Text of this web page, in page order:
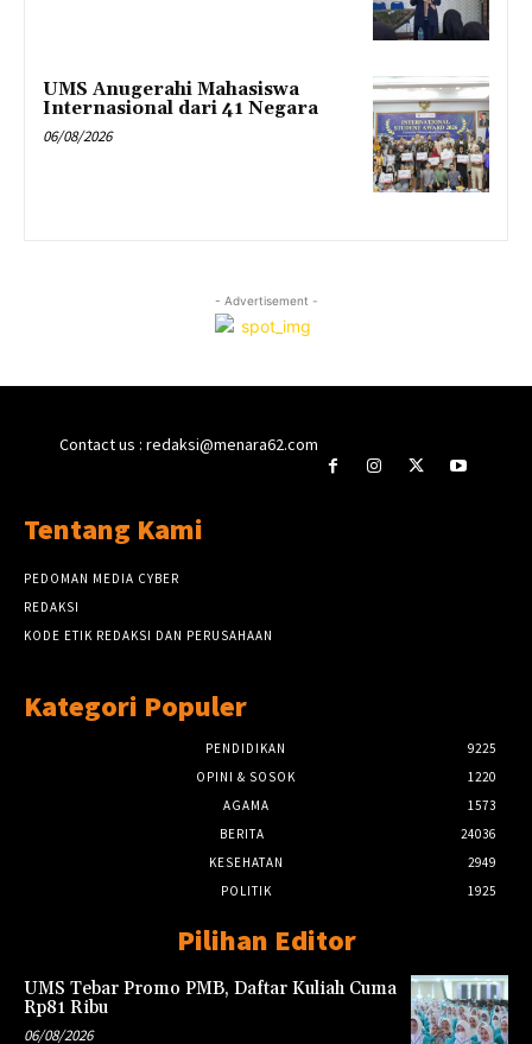
UMS Anugerahi Mahasiswa
Internasional dari 41 Negara
06/08/2026
- Advertisement -
Contact us : redaksi@menara62.com
Tentang Kami
PEDOMAN MEDIA CYBER
REDAKSI
KODE ETIK REDAKSI DAN PERUSAHAAN
Kategori Populer
PENDIDIKAN
9225
OPINI & SOSOK
1220
AGAMA
1573
BERITA
24036
KESEHATAN
2949
POLITIK
1925
Pilihan Editor
UMS Tebar Promo PMB, Daftar Kuliah Cuma
Rp81 Ribu
06/08/2026